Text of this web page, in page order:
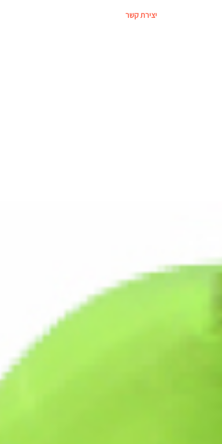
יצירת קשר